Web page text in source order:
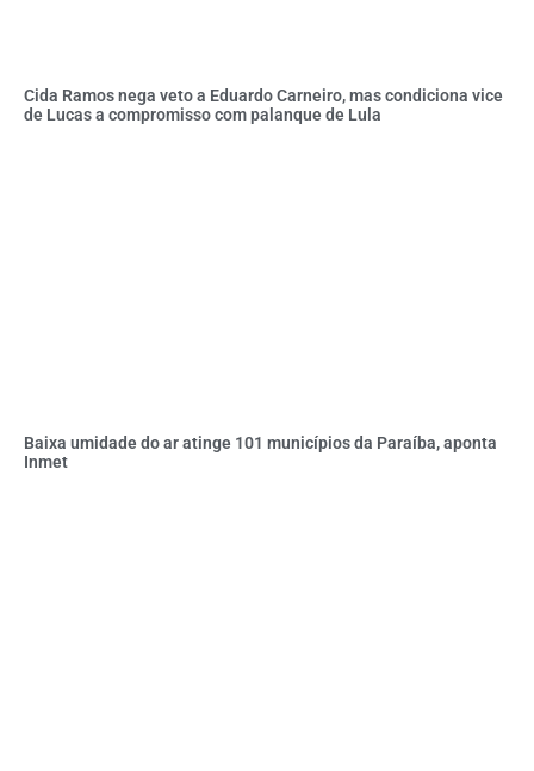
Cida Ramos nega veto a Eduardo Carneiro, mas condiciona vice
de Lucas a compromisso com palanque de Lula
Baixa umidade do ar atinge 101 municípios da Paraíba, aponta
Inmet